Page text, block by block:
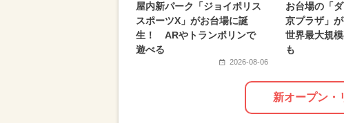
2024年10月のイベント お正月
2025年3月のイベント 2026年12月のイベ
屋内新パーク「ジョイポリス
スポーツX」がお台場に誕
生！ ARやトランポリンで
遊べる
2026-08-06
お台場の「
京プラザ」
世界最大規
も
新オープン・